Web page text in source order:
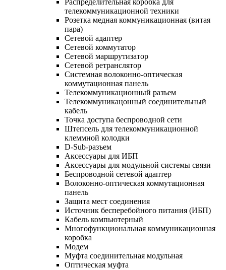
телекоммуникационной техники
Розетка медная коммуникационная (витая
пара)
Сетевой адаптер
Сетевой коммутатор
Сетевой маршрутизатор
Сетевой ретранслятор
Системная волоконно-оптическая
коммутационная панель
Телекоммуникационный разъем
Телекоммуникацонный соединительный
кабель
Точка доступа беспроводной сети
Штепсель для телекоммуникационной
клеммной колодки
D-Sub-разъем
Аксессуары для ИБП
Аксессуары для модульной системы связи
Беспроводной сетевой адаптер
Волоконно-оптическая коммутационная
панель
Защита мест соединения
Источник бесперебойного питания (ИБП)
Кабель компьютерный
Многофункциональная коммуникационная
коробка
Модем
Муфта соединительная модульная
Оптическая муфта